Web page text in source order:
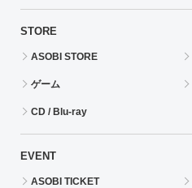
STORE
ASOBI STORE
ゲーム
CD / Blu-ray
EVENT
ASOBI TICKET